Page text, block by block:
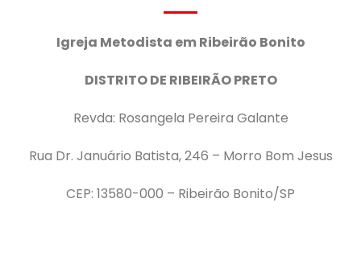
Igreja Metodista em Ribeirão Bonito
DISTRITO DE RIBEIRÃO PRETO
Revda: Rosangela Pereira Galante
Rua Dr. Januário Batista, 246 – Morro Bom Jesus
CEP: 13580-000 – Ribeirão Bonito/SP